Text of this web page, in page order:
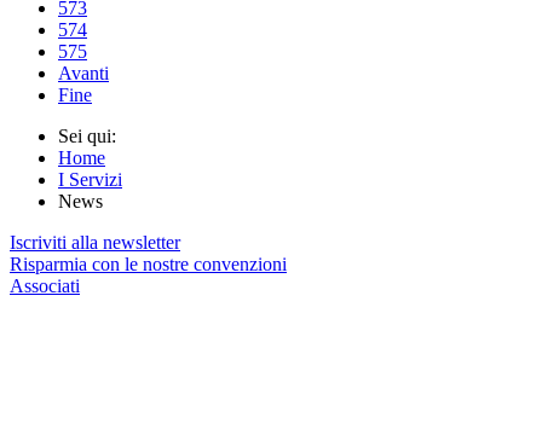
573
574
575
Avanti
Fine
Sei qui:
Home
I Servizi
News
Iscriviti alla newsletter
Risparmia con le nostre convenzioni
Associati